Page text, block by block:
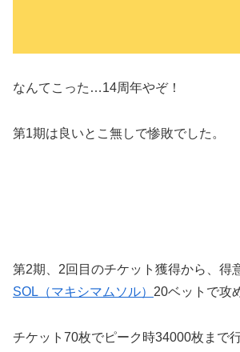
なんてこった…14周年やぞ！
第1期は良いとこ無しで惨敗でした。
第2期、2回目のチケット獲得から、得
SOL（マキシマムソル） 20ベットで攻
チケット70枚でピーク時34000枚まで